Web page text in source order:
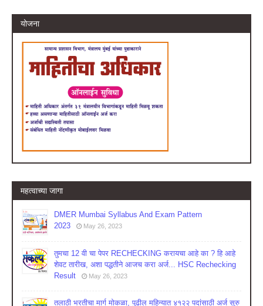
योजना
महत्वाच्या जागा
DMER Mumbai Syllabus And Exam Pattern
2023
May 26, 2023
तुमचा 12 वी चा पेपर RECHECKING करायचा आहे का ? हि आहे
शेवट तारीख, अशा पद्धतीने आजच करा अर्ज... HSC Rechecking
Result
May 26, 2023
तलाठी भरतीचा मार्ग मोकळा, पुढील महिन्यात ४१२२ पदांसाठी अर्ज सुरु